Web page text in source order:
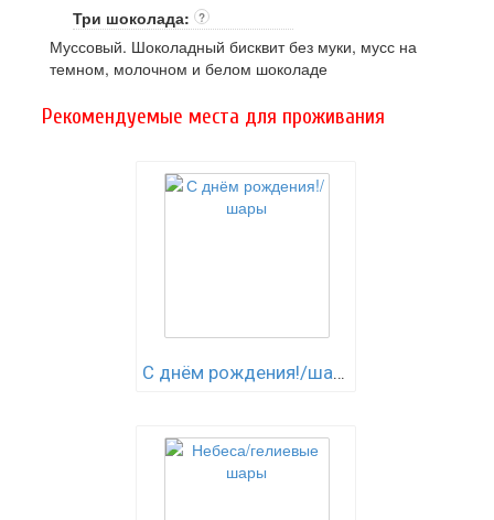
Три шоколада:
?
Муссовый. Шоколадный бисквит без муки, мусс на
темном, молочном и белом шоколаде
Рекомендуемые места для проживания
С днём рождения!/шары